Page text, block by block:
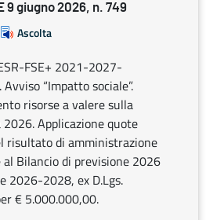
9 giugno 2026, n. 749
Ascolta
FSE+ 2021-2027-
“Impatto sociale”.
risorse a valere sulla
Applicazione quote
risultato di amministrazione
al Bilancio di previsione 2026
2026-2028, ex D.Lgs.
€ 5.000.000,00.